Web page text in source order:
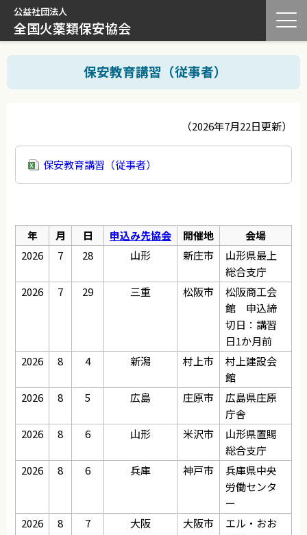
公益社団法人
全国火薬類保安協会
保安教育講習（従事者）
（2026年7月22日更新）
保安教育講習（従事者）
年 月 日 申込み先協会 開催地
会場
2026
7 28 山形 新庄市
山形県最上
総合支庁
2026
7 29 三重 松阪市
松阪商工会
館 申込締
切日：講習
日1か月前
2026
8 4 新潟 村上市
村上建設会
館
2026
8 5 広島 庄原市
広島県庄原
庁舎
2026
8 6 山形 米沢市
山形県置賜
総合支庁
2026
8 6 兵庫 神戸市
兵庫県中央
労働センタ
ー
2026
8 7 大阪 大阪市
エル・おお